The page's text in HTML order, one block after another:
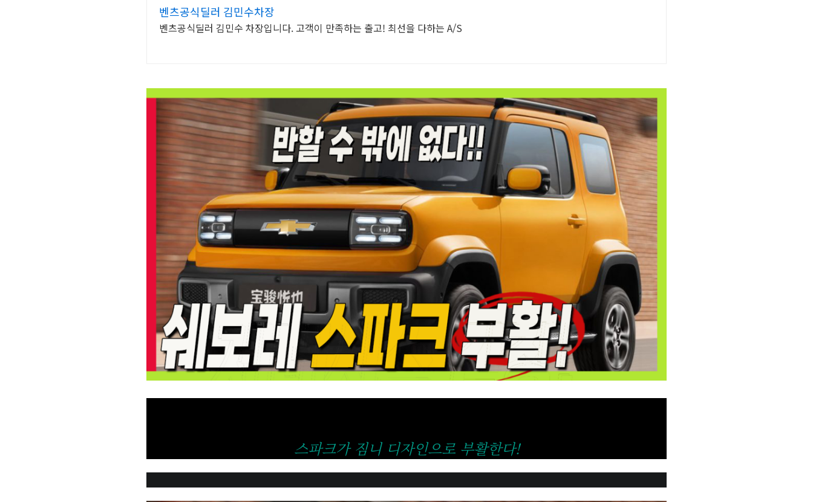
벤츠공식딜러 김민수차장
벤츠공식딜러 김민수 차장입니다. 고객이 만족하는 출고! 최선을 다하는 A/S
스파크가 짐니디자인으로 부활한다!